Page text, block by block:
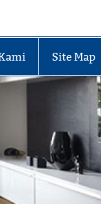
Site Map